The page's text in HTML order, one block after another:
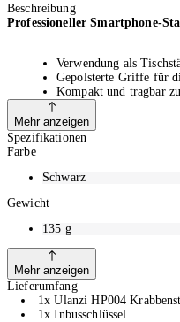
Beschreibung
Professioneller Smartphone-
Verwendung als
Gepolsterte Griffe für
Kompakt und tragbar
1/4" Gewinde, Acra
Aufheller, Mikrofon,
Breite der
Mehr anzeigen
Spezifikationen
Farbe
Schwarz
Gewicht
135 g
Mehr anzeigen
Lieferumfang
1x Ulanzi HP004
1x Inbusschlüssel